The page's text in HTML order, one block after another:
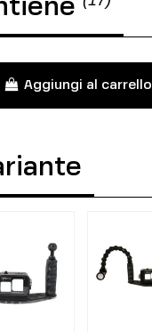
Aggiungi al carrello